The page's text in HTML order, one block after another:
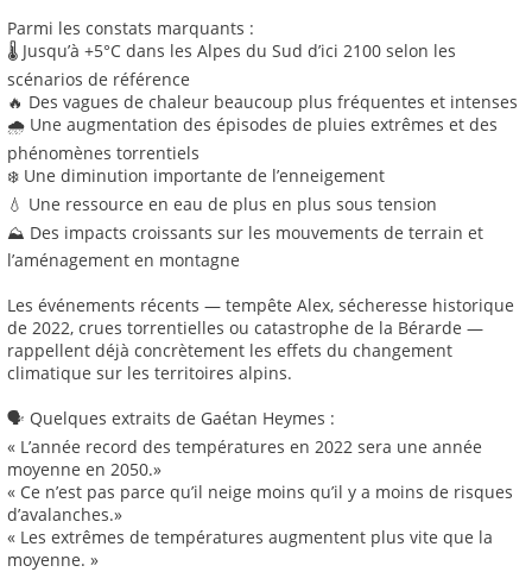
Parmi les constats marquants :
🌡️ Jusqu’à +5°C dans les Alpes du Sud d’ici 2100 selon les
scénarios de référence
🔥 Des vagues de chaleur beaucoup plus fréquentes et intenses
🌧️ Une augmentation des épisodes de pluies extrêmes et des
phénomènes torrentiels
❄️ Une diminution importante de l’enneigement
💧 Une ressource en eau de plus en plus sous tension
⛰️ Des impacts croissants sur les mouvements de terrain et
l’aménagement en montagne
Les événements récents — tempête Alex, sécheresse historique
de 2022, crues torrentielles ou catastrophe de la Bérarde —
rappellent déjà concrètement les effets du changement
climatique sur les territoires alpins.
🗣️ Quelques extraits de Gaétan Heymes :
« L’année record des températures en 2022 sera une année
moyenne en 2050.»
« Ce n’est pas parce qu’il neige moins qu’il y a moins de risques
d’avalanches.»
« Les extrêmes de températures augmentent plus vite que la
moyenne. »